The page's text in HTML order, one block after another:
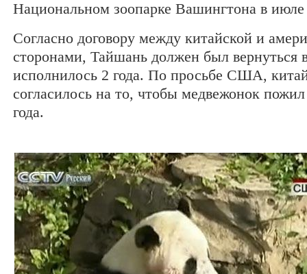
Национальном зоопарке Вашингтона в июле
Согласно договору между китайской и
сторонами, Тайшань должен был вернуться
исполнилось 2 года. По просьбе США,
согласилось на то, чтобы медвежонок
года.